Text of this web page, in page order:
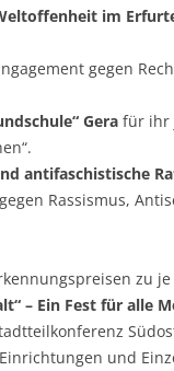
im
gegen
Gera für ihr
antifaschistische
Rassismus,
zu je
– Ein Fest für alle
und